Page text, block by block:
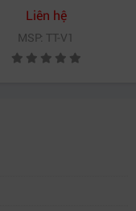
kênh đơn
Liên hệ
MSP: TT-V1